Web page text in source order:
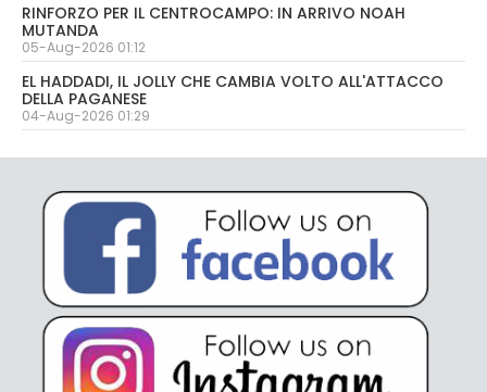
RINFORZO PER IL CENTROCAMPO: IN ARRIVO NOAH
MUTANDA
05-Aug-2026 01:12
EL HADDADI, IL JOLLY CHE CAMBIA VOLTO ALL'ATTACCO
DELLA PAGANESE
04-Aug-2026 01:29